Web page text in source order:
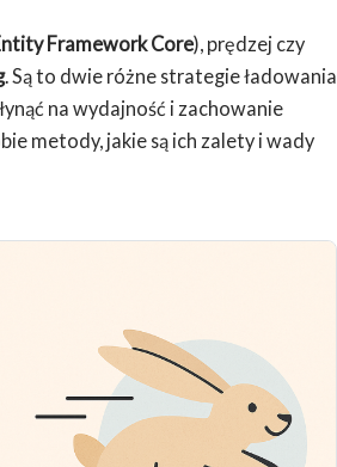
Framework Core), prędzej czy
. Są to dwie różne strategie ładowania
na wydajność i zachowanie
metody, jakie są ich zalety i wady